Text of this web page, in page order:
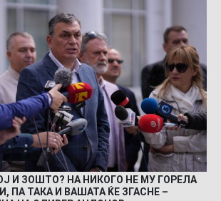
И ЗОШТО? НА НИКОГО НЕ МУ ГОРЕЛА
ПА ТАКА И ВАШАТА ЌЕ ЗГАСНЕ –